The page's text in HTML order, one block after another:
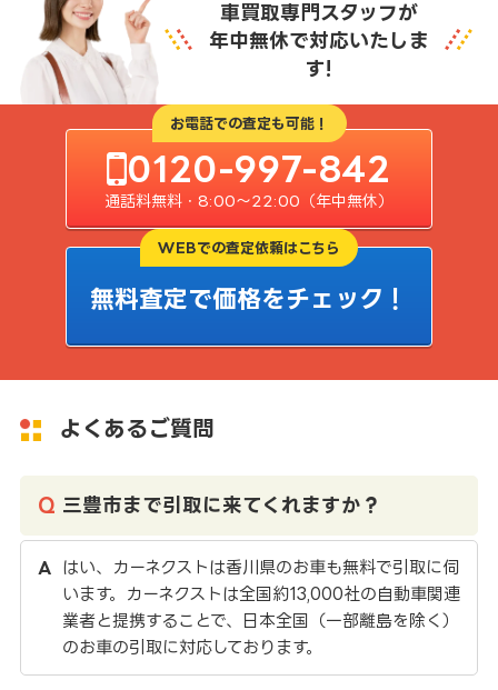
車買取専門スタッフが
年中無休で対応いたしま
す!
お電話での査定も可能！
0120-997-842
通話料無料・8:00〜22:00（年中無休）
WEBでの査定依頼はこちら
無料査定で価格をチェック！
よくあるご質問
三豊市まで引取に来てくれますか？
はい、カーネクストは香川県のお車も無料で引取に伺
います。カーネクストは全国約13,000社の自動車関連
業者と提携することで、日本全国（一部離島を除く）
のお車の引取に対応しております。